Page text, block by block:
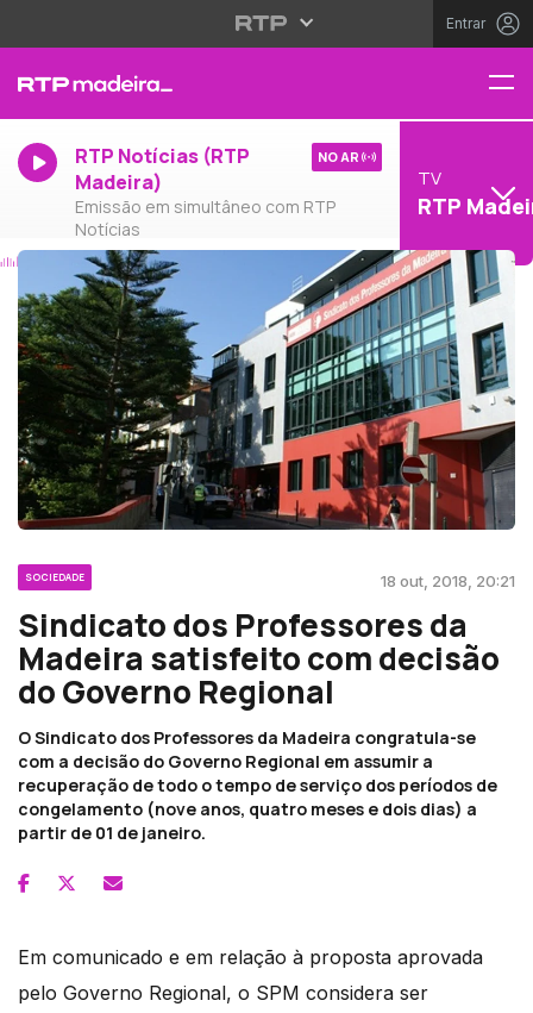
Entrar
RTP Notícias (RTP
Madeira)
Emissão em simultâneo com RTP
Notícias
NO AR
TV
RTP
SOCIEDADE 18 out, 2018, 20:21
Sindicato dos Professores da
Madeira satisfeito com decisão
do Governo Regional
O Sindicato dos Professores da Madeira congratula-se
com a decisão do Governo Regional em assumir a
recuperação de todo o tempo de serviço dos períodos de
congelamento (nove anos, quatro meses e dois dias) a
partir de 01 de janeiro.
Em comunicado e em relação à proposta aprovada
pelo Governo Regional, o SPM considera ser